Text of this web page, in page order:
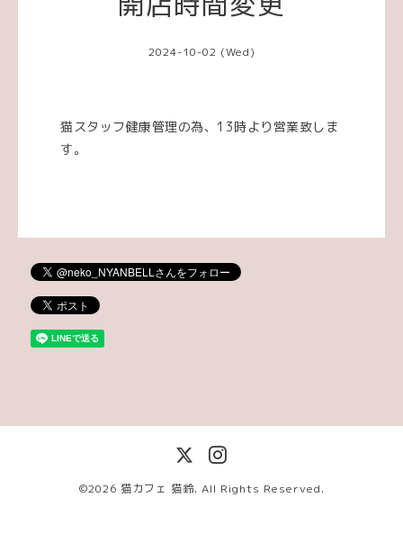
2024-10-02 (Wed)
猫スタッフ健康管理の為、13時より営業致しま
す。
©2026 猫カフェ 猫鈴. All Rights Reserved.